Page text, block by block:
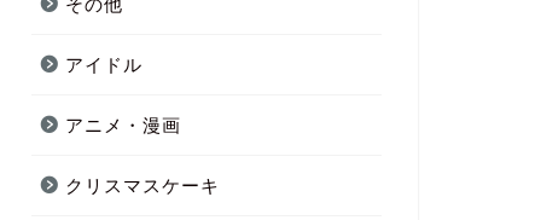
その他
アイドル
アニメ・漫画
クリスマスケーキ